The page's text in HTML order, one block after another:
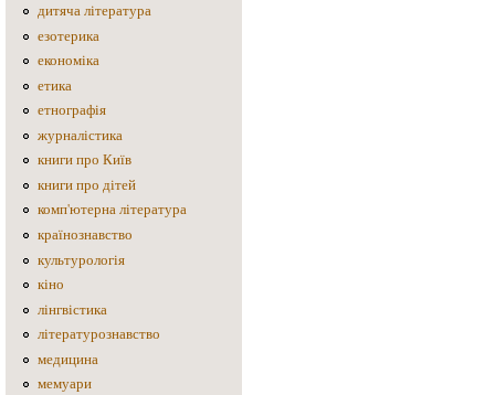
дитяча література
езотерика
економіка
етика
етнографія
журналістика
книги про Київ
книги про дітей
комп'ютерна література
країнознавство
культурологія
кіно
лінгвістика
літературознавство
медицина
мемуари